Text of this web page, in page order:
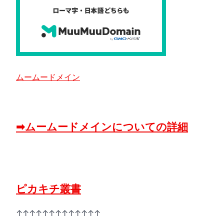
ムームードメイン
➡ムームードメインについての詳細
ピカキチ叢書
↑↑↑↑↑↑↑↑↑↑↑↑↑